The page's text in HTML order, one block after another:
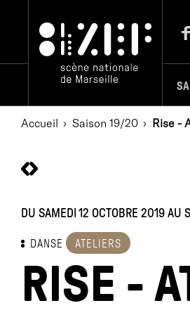
Accueil Saison 19/20 Rise -
DU SAMEDI 12 OCTOBRE 2019
DANSE ATELIERS
RISE -